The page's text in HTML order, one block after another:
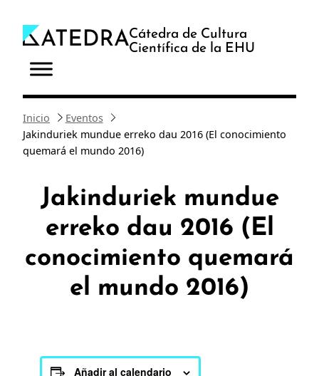
contenido
Cátedra de Cultura
Científica de la EHU
Inicio
Eventos
Jakinduriek mundue erreko dau 2016 (El conocimiento
quemará el mundo 2016)
Jakinduriek mundue
erreko dau 2016 (El
conocimiento quemará
el mundo 2016)
Añadir al calendario